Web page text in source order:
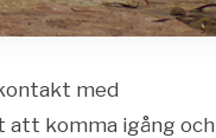
med
att komma igång och